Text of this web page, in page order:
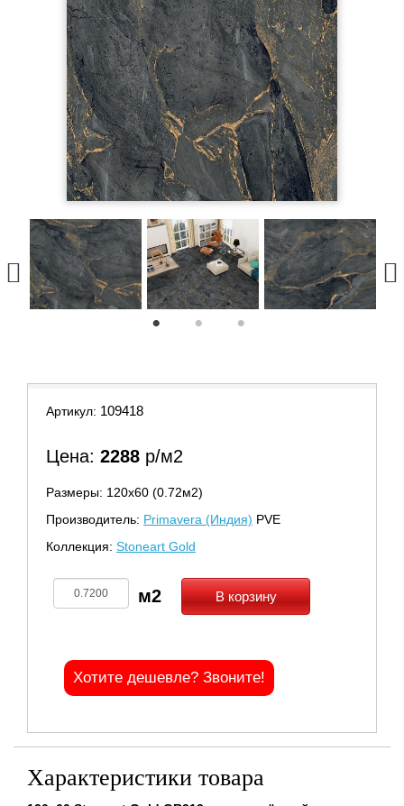
Артикул: 109418
Цена: 2288 р/м2
Размеры: 120х60 (0.72м2)
Производитель: Primavera (Индия) PVE
Коллекция: Stoneart Gold
В корзину
Хотите дешевле? Звоните!
Характеристики товара